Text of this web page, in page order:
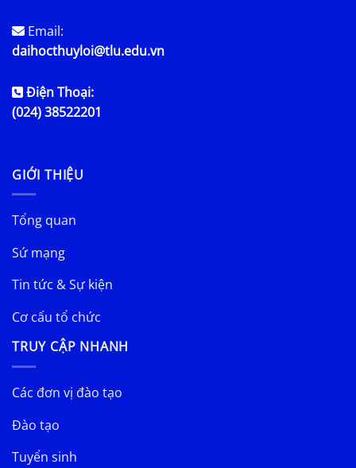
Email:
daihocthuyloi@tlu.edu.vn
Điện Thoại:
(024) 38522201
GIỚI THIỆU
Tổng quan
Sứ mạng
Tin tức & Sự kiện
Cơ cấu tổ chức
TRUY CẬP NHANH
Các đơn vị đào tạo
Đào tạo
Tuyển sinh